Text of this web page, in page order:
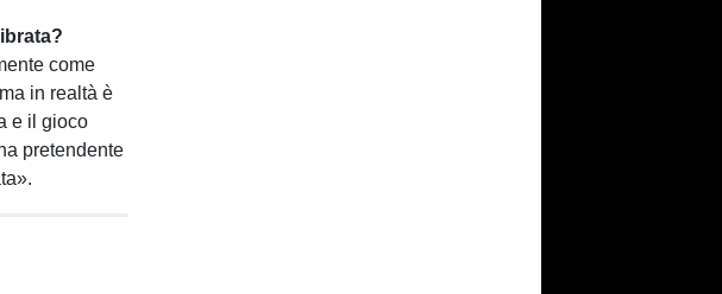
come
in realtà è
e il gioco
pretendente